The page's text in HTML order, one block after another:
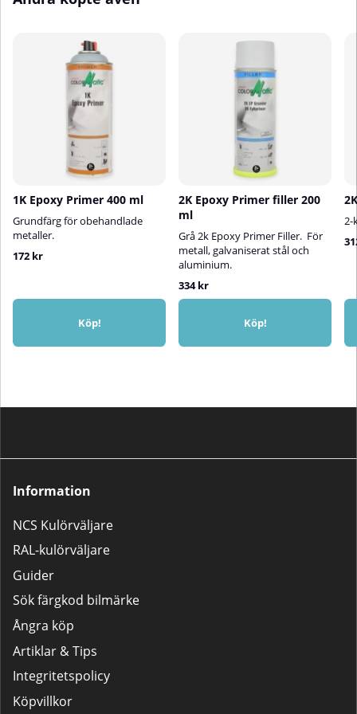
1K Epoxy Primer 400 ml
Grundfärg för obehandlade
metaller.
172 kr
Köp!
2K Epoxy Primer filler 200
ml
Grå 2k Epoxy Primer Filler. För
metall, galvaniserat stål och
aluminium.
334 kr
Köp!
2-
Information
NCS Kulörväljare
RAL-kulörväljare
Guider
Sök färgkod bilmärke
Ångra köp
Artiklar & Tips
Integritetspolicy
Köpvillkor